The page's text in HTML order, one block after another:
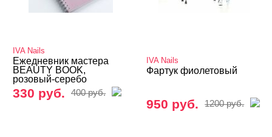
IVA Nails
Ежедневник мастера
BEAUTY BOOK,
розовый-серебо
330 руб. 400 руб.
IVA Nails
Фартук фиолетовый
950 руб. 1200 руб.